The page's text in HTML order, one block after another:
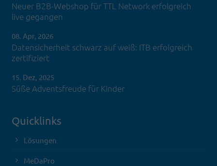
Neuer B2B-Webshop für TTL Network erfolgreich
live gegangen
08. Apr, 2026
Datensicherheit schwarz auf weiß: ITB erfolgreich
zertifiziert
15. Dez, 2025
Süße Adventsfreude für Kinder
Quicklinks
Lösungen
MeDaPro